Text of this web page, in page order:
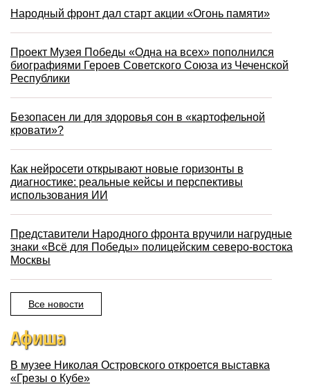
Народный фронт дал старт акции «Огонь памяти»
Проект Музея Победы «Одна на всех» пополнился
биографиями Героев Советского Союза из Чеченской
Республики
Безопасен ли для здоровья сон в «картофельной
кровати»?
Как нейросети открывают новые горизонты в
диагностике: реальные кейсы и перспективы
использования ИИ
Представители Народного фронта вручили нагрудные
знаки «Всё для Победы» полицейским северо-востока
Москвы
Все новости
Афиша
В музее Николая Островского откроется выставка
«Грезы о Кубе»